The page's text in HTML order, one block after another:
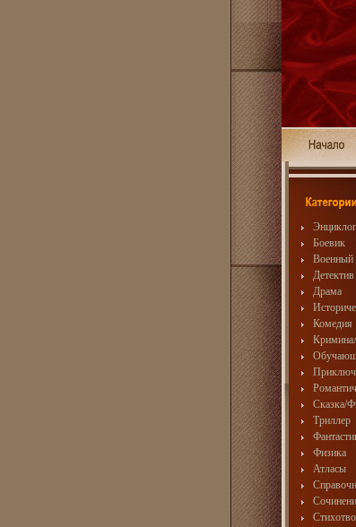
Боевик
Военный
Детектив
Драма
Комедия
Сказка/
Триллер
Физика
Атласы